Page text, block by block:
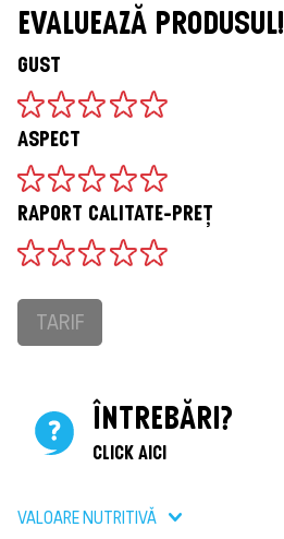
EVALUEAZĂ PRODUSUL!
GUST
ASPECT
RAPORT CALITATE-PREȚ
TARIF
ÎNTREBĂRI?
CLICK AICI
VALOARE NUTRITIVǍ